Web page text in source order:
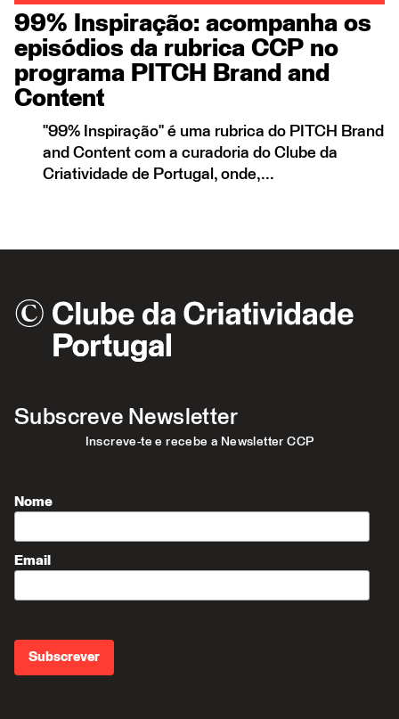
99% Inspiração: acompanha os
episódios da rubrica CCP no
programa PITCH Brand and
Content
"99% Inspiração" é uma rubrica do PITCH Brand
and Content com a curadoria do Clube da
Criatividade de Portugal, onde,...
Subscreve Newsletter
Inscreve-te e recebe a Newsletter CCP
Nome
Email